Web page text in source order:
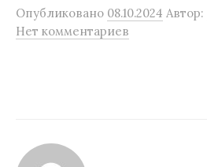
Опубликовано 08.10.2024 Автор:
Нет комментариев